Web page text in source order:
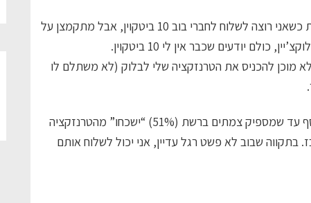
נתחיל בפשוט מבין השניים. טרנזקציות תקועות קורות כשאני רוצה לשלוח לחברי בוב 10 ביטקוין, אבל מתקמצן על
יודעים שכבר אין לי 10 ביטקוין.
מוכן להכניס את הטרנזקציה שלי לבלוק (לא משתלם לו
התוצאה של זה היא שגם אני וגם בוב נתקעים בלי כסף עד שמספיק צמתים ברשת (51%) “ישכחו” מהטרנזקציה
ביטקוין שאפשר לבזבז. בתקווה שבוב לא פשט רגל עדיין, אני יכול לשלוח אותם